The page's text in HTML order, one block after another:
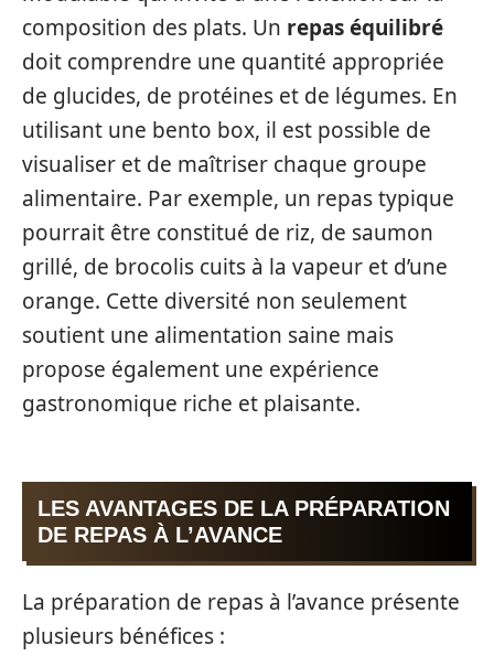
composition des plats. Un repas équilibré
doit comprendre une quantité appropriée
de glucides, de protéines et de légumes. En
utilisant une bento box, il est possible de
visualiser et de maîtriser chaque groupe
alimentaire. Par exemple, un repas typique
pourrait être constitué de riz, de saumon
grillé, de brocolis cuits à la vapeur et d’une
orange. Cette diversité non seulement
soutient une alimentation saine mais
propose également une expérience
gastronomique riche et plaisante.
LES AVANTAGES DE LA PRÉPARATION
DE REPAS À L’AVANCE
La préparation de repas à l’avance présente
plusieurs bénéfices :